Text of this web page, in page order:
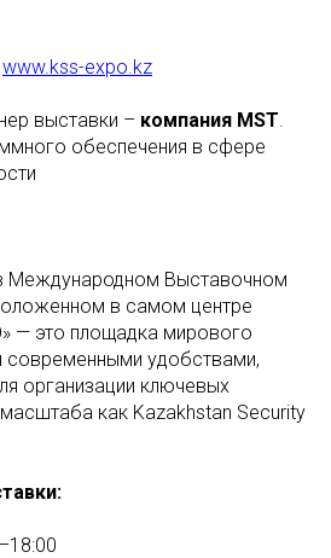
www.kss-expo.kz
выставки – компания MST
обеспечения в сфере
Международном Выставочном
в самом центре
— это площадка мирового
удобствами,
организации ключевых
как Kazakhstan Security